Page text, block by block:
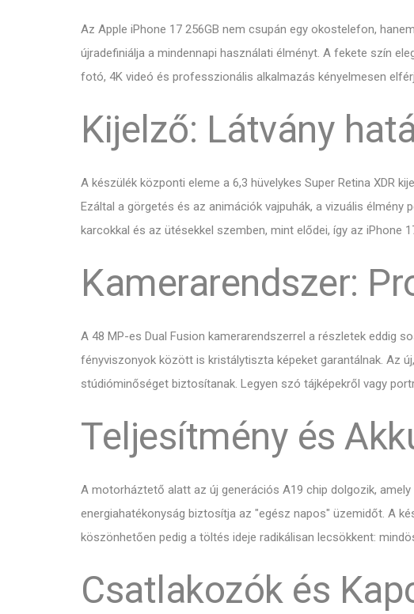
Az Apple iPhone 17 256GB nem csupán egy okostelefon,
újradefiniálja a mindennapi használati élményt. A fekete szín
fotó, 4K videó és professzionális alkalmazás kényelmesen
Kijelző: Látvány
A készülék központi eleme a 6,3 hüvelykes Super Retina XDR
Ezáltal a görgetés és az animációk vajpuhák, a vizuális
karcokkal és az ütésekkel szemben, mint elődei, így az
Kamerarendszer:
A 48 MP-es Dual Fusion kamerarendszerrel a részletek eddig
fényviszonyok között is kristálytiszta képeket garantálnak. Az
stúdióminőséget biztosítanak. Legyen szó tájképekről vagy
Teljesítmény és
A motorháztető alatt az új generációs A19 chip dolgozik,
energiahatékonyság biztosítja az "egész napos" üzemidőt. A
köszönhetően pedig a töltés ideje radikálisan lecsökkent:
Csatlakozók és